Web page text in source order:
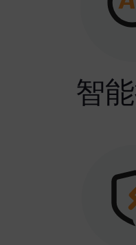
智